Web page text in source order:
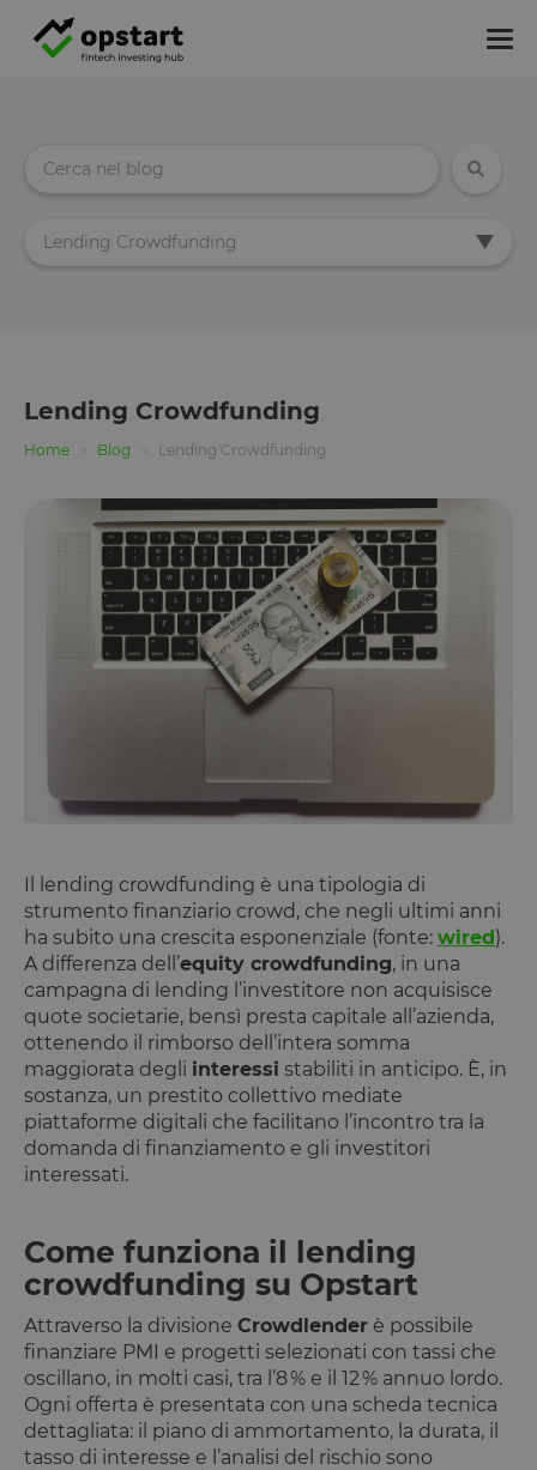
Lending Crowdfunding
Lending Crowdfunding
Home Blog Lending Crowdfunding
Il lending crowdfunding è una tipologia di
strumento finanziario crowd, che negli ultimi anni
ha subito una crescita esponenziale (fonte: wired).
A differenza dell’equity crowdfunding, in una
campagna di lending l’investitore non acquisisce
quote societarie, bensì presta capitale all’azienda,
ottenendo il rimborso dell’intera somma
maggiorata degli interessi stabiliti in anticipo. È, in
sostanza, un prestito collettivo mediate
piattaforme digitali che facilitano l’incontro tra la
domanda di finanziamento e gli investitori
interessati.
Come funziona il lending
crowdfunding su Opstart
Attraverso la divisione Crowdlender è possibile
finanziare PMI e progetti selezionati con tassi che
oscillano, in molti casi, tra l’8 % e il 12 % annuo lordo.
Ogni offerta è presentata con una scheda tecnica
dettagliata: il piano di ammortamento, la durata, il
tasso di interesse e l’analisi del rischio sono